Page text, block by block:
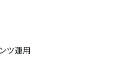
ツ運用